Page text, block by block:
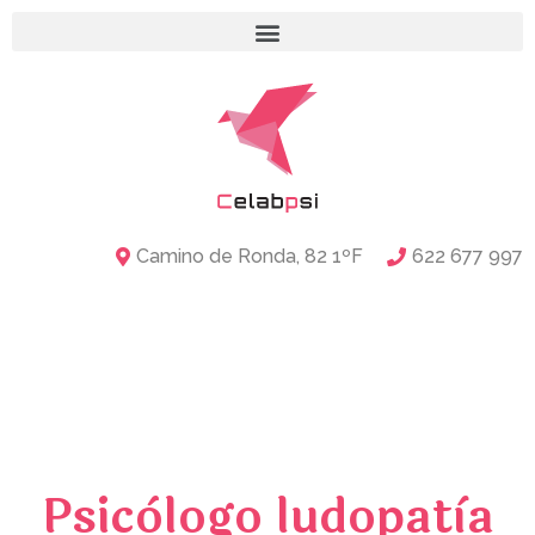
Camino de Ronda, 82 1ºF 622 677 997
Psicòlogo ludopatìa